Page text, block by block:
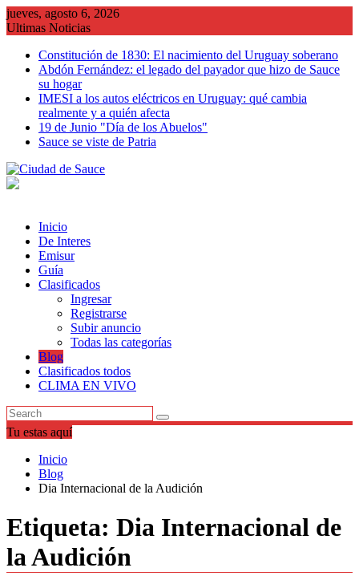
Saltar
al
jueves, agosto 6, 2026
Ultimas Noticias
Constitución de 1830: El nacimiento del Uruguay soberano
Abdón Fernández: el legado del payador que hizo de Sauce
su hogar
IMESI a los autos eléctricos en Uruguay: qué cambia
realmente y a quién afecta
19 de Junio "Día de los Abuelos"
Sauce se viste de Patria
Inicio
De Interes
Emisur
Guía
Clasificados
Ingresar
Registrarse
Subir anuncio
Todas las categorías
Blog
Clasificados todos
CLIMA EN VIVO
Tu estas aquí
Inicio
Blog
Dia Internacional de la Audición
Etiqueta: Dia Internacional de
la Audición